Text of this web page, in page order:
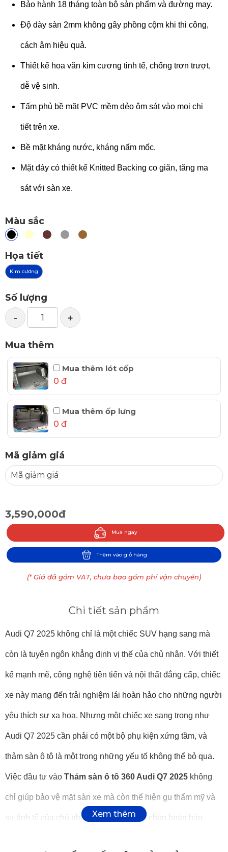
Bảo hành 18 tháng toàn bộ sản phẩm và đường may.
Độ dày sàn 2mm không gây phồng cộm khi thi công,
cách âm hiệu quả.
Thiết kế hoa văn kim cương tinh tế, chống trơn trượt,
dễ vệ sinh.
Tấm phủ bề mặt PVC mềm dẻo ôm sát vào mọi chi
tiết trên xe.
Bề mặt kháng nước, kháng nấm mốc.
Mặt đáy có thiết kế Knitted Backing co giãn, tăng ma
sát với sàn xe.
Màu sắc
Họa tiết
Kim cương
Số lượng
- +
Mua thêm
Mua thêm lót cốp
0 đ
Mua thêm ốp lưng
0 đ
Mã giảm giá
3,590,000đ
Mua ngay
Thêm vào giỏ hàng
(* Giá đã gồm VAT, chưa bao gồm phí vận chuyển)
Chi tiết sản phẩm
Audi Q7 2025 không chỉ là một chiếc SUV hạng sang mà
còn là tuyên ngôn khẳng định vị thế của chủ nhân. Với thiết
kế mạnh mẽ, công nghệ tiên tiến và nội thất đẳng cấp, chiếc
xe này mang đến trải nghiệm lái hoàn hảo cho những người
yêu thích sự xa hoa. Nhưng một chiếc xe sang trọng như
Audi Q7 2025 cần phải có một bộ phụ kiện xứng tầm, và
thảm sàn ô tô là một trong những yếu tố không thể bỏ qua.
Việc đầu tư vào Thảm sàn ô tô 360 Audi Q7 2025 không
chỉ giúp bảo vệ mặt sàn xe mà còn thể hiện gu thẩm mỹ và
sự tinh tế của chủ nhân. Vậy đâu là lựa chọn hoàn hảo